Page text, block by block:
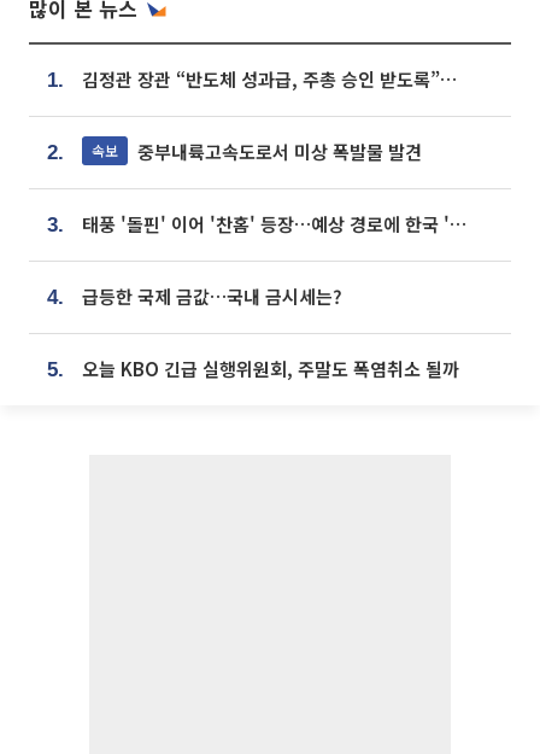
많이 본 뉴스
1. 김정관 장관 “반도체 성과급, 주총 승인 받도록”…상법·자본시장법 개정 시사
2. 속보 중부내륙고속도로서 미상 폭발물 발견
3. 태풍 '돌핀' 이어 '찬홈' 등장…예상 경로에 한국 '한숨'
4. 급등한 국제 금값…국내 금시세는?
5. 오늘 KBO 긴급 실행위원회, 주말도 폭염취소 될까